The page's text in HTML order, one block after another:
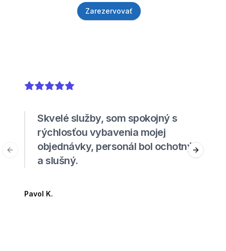
Zarezervovať
5out of 5 stars
Skvelé služby, som spokojný s
rýchlosťou vybavenia mojej
objednávky, personál bol ochotný
a slušný.
Pavol K.
Previous slide Next